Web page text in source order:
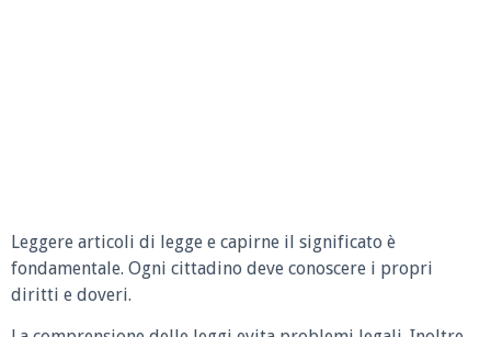
Leggere articoli di legge e capirne il significato è
fondamentale. Ogni cittadino deve conoscere i propri
diritti e doveri.